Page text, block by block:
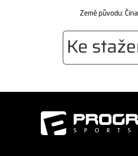
Země původu: Čína